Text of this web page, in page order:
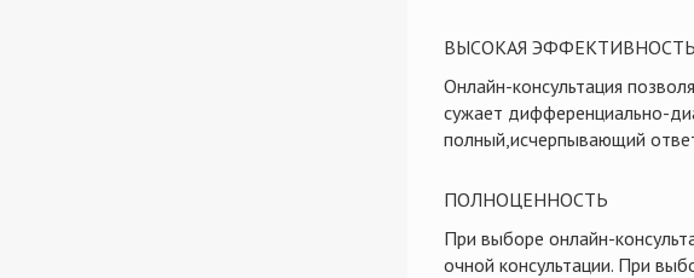
ВЫСОКАЯ ЭФФЕКТИВНОСТЬ
Онлайн-консультация
сужает дифференциально-
полный,исчерпывающий
ПОЛНОЦЕННОСТЬ
При выборе онлайн-
очной консультации. При